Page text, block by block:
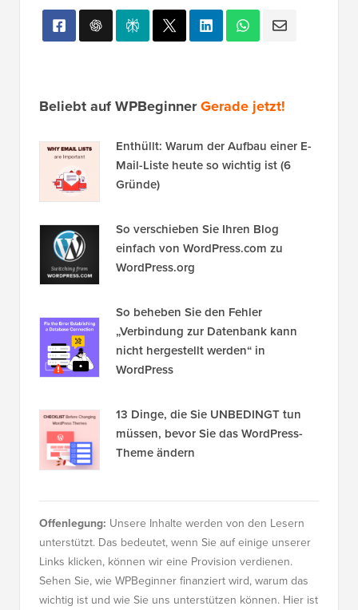
Beliebt auf WPBeginnerGerade jetzt!
Enthüllt: Warum der Aufbau einer E-
Mail-Liste heute so wichtig ist (6
Gründe)
So verschieben Sie Ihren Blog
einfach von WordPress.com zu
WordPress.org
So beheben Sie den Fehler
„Verbindung zur Datenbank kann
nicht hergestellt werden“ in
WordPress
13 Dinge, die Sie UNBEDINGT tun
müssen, bevor Sie das WordPress-
Theme ändern
Offenlegung: Unsere Inhalte werden von den Lesern
unterstützt. Das bedeutet, wenn Sie auf einige unserer
Links klicken, können wir eine Provision verdienen.
Sehen Sie, wie WPBeginner finanziert wird, warum das
wichtig ist und wie Sie uns unterstützen können. Hier ist